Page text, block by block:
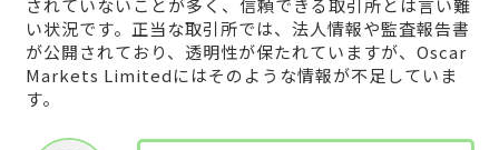
い状況です。正当な取引所では、法人情報や監査報告書
が公開されており、透明性が保たれていますが、Oscar
Markets Limitedにはそのような情報が不足していま
す。